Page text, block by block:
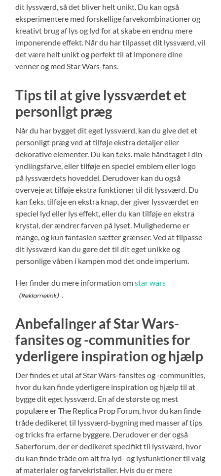
dit lyssværd, så det bliver helt unikt. Du kan også
eksperimentere med forskellige farvekombinationer og
kreativt brug af lys og lyd for at skabe en endnu mere
imponerende effekt. Når du har tilpasset dit lyssværd, vil
det være helt unikt og perfekt til at imponere dine
venner og med Star Wars-fans.
Tips til at give lyssværdet et
personligt præg
Når du har bygget dit eget lyssværd, kan du give det et
personligt præg ved at tilføje ekstra detaljer eller
dekorative elementer. Du kan f.eks. male håndtaget i din
yndlingsfarve, eller tilføje en speciel emblem eller logo
på lyssværdets hoveddel. Derudover kan du også
overveje at tilføje ekstra funktioner til dit lyssværd. Du
kan f.eks. tilføje en ekstra knap, der giver lyssværdet en
speciel lyd eller lys effekt, eller du kan tilføje en ekstra
krystal, der ændrer farven på lyset. Mulighederne er
mange, og kun fantasien sætter grænser. Ved at tilpasse
dit lyssværd kan du gøre det til dit eget unikke og
personlige våben i kampen mod det onde imperium.
Her finder du mere information omstar wars
Anbefalinger af Star Wars-
fansites og -communities for
yderligere inspiration og hjælp
Der findes et utal af Star Wars-fansites og -communities,
hvor du kan finde yderligere inspiration og hjælp til at
bygge dit eget lyssværd. En af de største og mest
populære er The Replica Prop Forum, hvor du kan finde
tråde dedikeret til lyssværd-bygning med masser af tips
og tricks fra erfarne byggere. Derudover er der også
Saberforum, der er dedikeret specifikt til lyssværd, hvor
du kan finde tråde om alt fra lyd- og lysfunktioner til valg
af materialer og farvekristaller. Hvis du er mere